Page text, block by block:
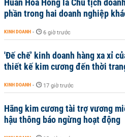
Huấn Hoa Hồng là Chủ tịch
phần trong hai doanh nghiệp
KINH DOANH - 6 giờ trước
'Đế chế’ kinh doanh hàng xa xỉ
thiết kế kim cương đến thời
KINH DOANH - 17 giờ trước
Hãng kim cương tài trợ vương
hậu thông báo ngừng hoạt động